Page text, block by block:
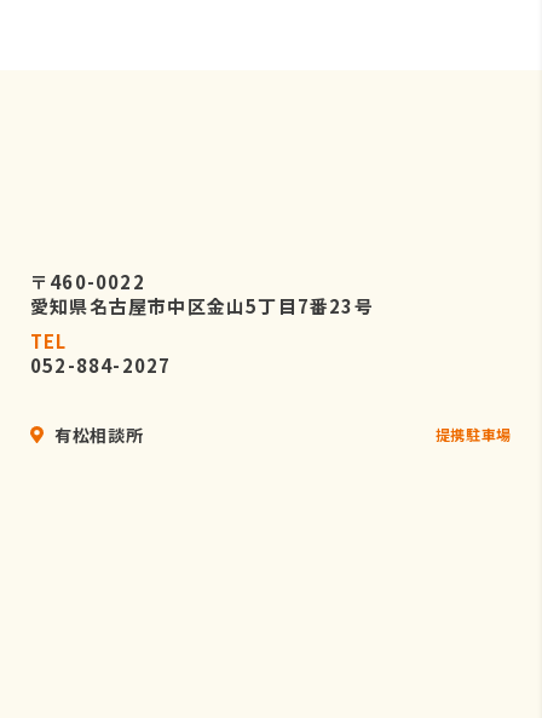
〒460-0022
愛知県名古屋市中区金山5丁目7番23号
TEL
052-884-2027
有松相談所 提携駐車場